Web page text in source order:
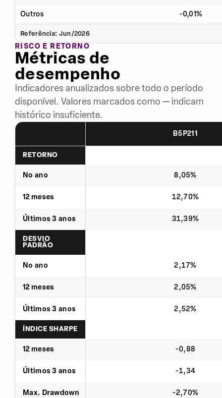
Outros -0,01%
Referência: Jun/2026
RISCO E RETORNO
Métricas de
desempenho
Indicadores anualizados sobre todo o período
disponível. Valores marcados como — indicam
histórico insuficiente.
B5P211
RETORNO
No ano 8,05%
12 meses 12,70%
Últimos 3 anos 31,39%
DESVIO
PADRÃO
No ano 2,17%
12 meses 2,05%
Últimos 3 anos 2,52%
ÍNDICE SHARPE
12 meses -0,88
Últimos 3 anos -1,34
Max. Drawdown -2,70%